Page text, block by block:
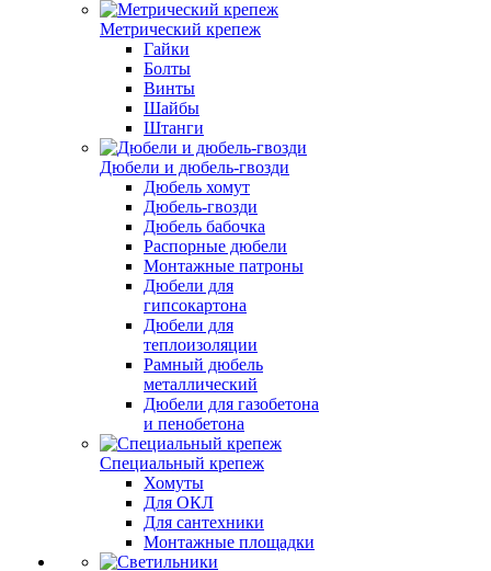
Метрический крепеж
Гайки
Болты
Винты
Шайбы
Штанги
Дюбели и дюбель-гвозди
Дюбель хомут
Дюбель-гвозди
Дюбель бабочка
Распорные дюбели
Монтажные патроны
Дюбели для
гипсокартона
Дюбели для
теплоизоляции
Рамный дюбель
металлический
Дюбели для газобетона
и пенобетона
Специальный крепеж
Хомуты
Для ОКЛ
Для сантехники
Монтажные площадки